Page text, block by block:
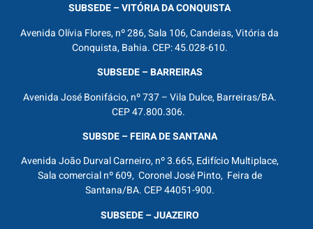
SUBSEDE – VITÓRIA DA CONQUISTA
Avenida Olívia Flores, nº 286, Sala 106, Candeias, Vitória da
Conquista, Bahia. CEP: 45.028-610.
SUBSEDE – BARREIRAS
Avenida José Bonifácio, nº 737 – Vila Dulce, Barreiras/BA.
CEP 47.800.306.
SUBSDE – FEIRA DE SANTANA
Avenida João Durval Carneiro, nº 3.665, Edifício Multiplace,
Sala comercial nº 609, Coronel José Pinto, Feira de
Santana/BA. CEP 44051-900.
SUBSEDE – JUAZEIRO